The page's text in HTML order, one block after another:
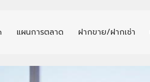
แผนการตลาด ฝากขาย/ฝากเช่า